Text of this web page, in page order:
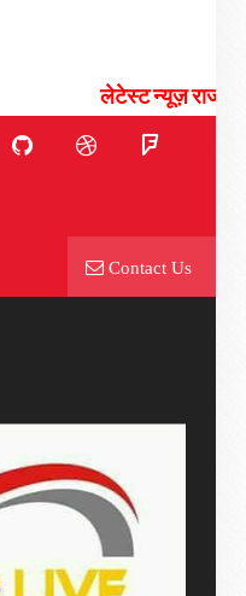
लेटेस्ट न्यूज़ राजनीती, चुनाव,
Contact Us